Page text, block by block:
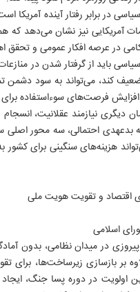
در برابر رفتار آینده آمریکا
آمریکایی نیز نشان می‌دهد که
در عرصه افکار عمومی و
باید از گرفتار شدن در
کند، می‌تواند به سود
فرصت‌های سوءاستفاده
دیگری نیازمند عقلانیت،
بدعهدی احتمالی، سه محور
هزینه‌های سنگینی برای
اقتصاد و تقویت هویت ملی
اسلامی
در میدان نظامی، بدون
بر بازسازی زیرساخت‌ها، برای
اولویت در دوره پسا جنگ،
ایران